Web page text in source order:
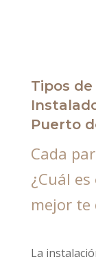
Tipos
Puerto
Cada
¿Cuál
mejor te
La